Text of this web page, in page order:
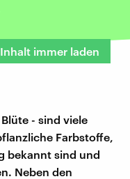
Inhalt immer laden
- sind viele
Farbstoffe,
bekannt sind und
Neben den